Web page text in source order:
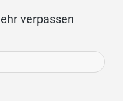
verpassen